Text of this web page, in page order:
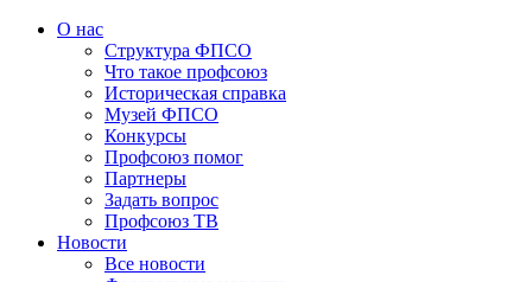
О нас
Структура ФПСО
Что такое профсоюз
Историческая справка
Музей ФПСО
Конкурсы
Профсоюз помог
Партнеры
Задать вопрос
Профсоюз ТВ
Новости
Все новости